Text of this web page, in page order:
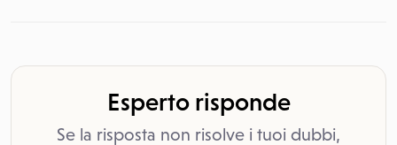
Esperto risponde
Se la risposta non risolve i tuoi dubbi,